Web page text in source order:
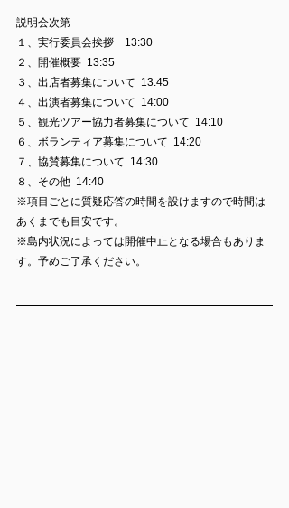
説明会次第
１、実行委員会挨拶　13:30
２、開催概要  13:35
３、出店者募集について  13:45
４、出演者募集について  14:00
５、観光ツアー協力者募集について  14:10
６、ボランティア募集について  14:20
７、協賛募集について  14:30
８、その他  14:40
※項目ごとに質疑応答の時間を設けますので時間は
あくまでも目安です。
※島内状況によっては開催中止となる場合もありま
す。予めご了承ください。